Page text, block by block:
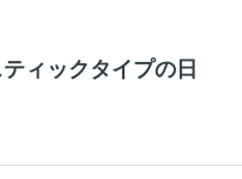
ィックタイプの日